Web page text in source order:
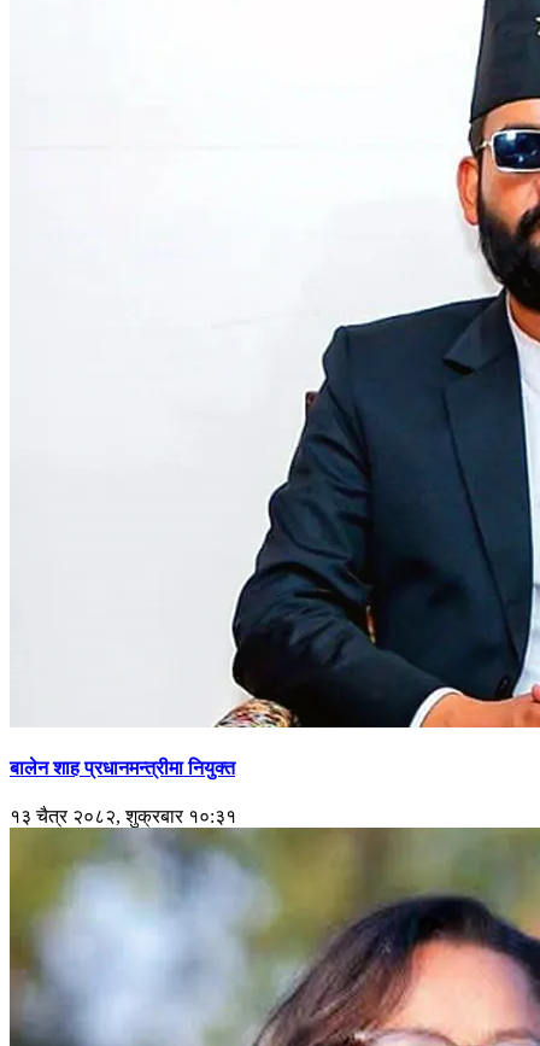
बालेन शाह प्रधानमन्त्रीमा नियुक्त
१३ चैत्र २०८२, शुक्रबार १०:३१